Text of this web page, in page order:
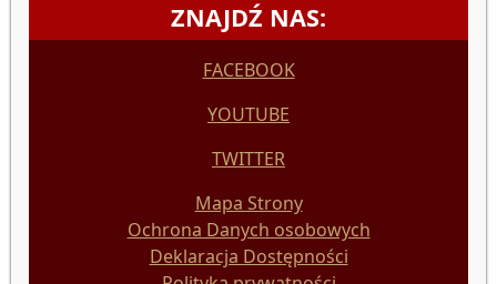
ZNAJDŹ NAS:
FACEBOOK
YOUTUBE
TWITTER
Mapa Strony
Ochrona Danych osobowych
Deklaracja Dostępności